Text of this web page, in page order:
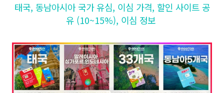
태국, 동남아시아 국가 유심, 이심 가격, 할인 사이트 공
유 (10~15%), 이심 정보